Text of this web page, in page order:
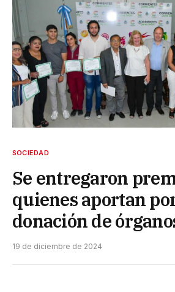
SOCIEDAD
Se entregaron
quienes aportan
donación de
19 de diciembre de 2024